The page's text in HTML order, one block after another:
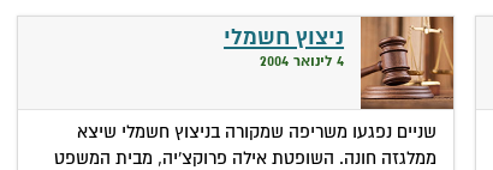
ניצוץ חשמלי
4 לינואר 2004
שניים נפגעו משריפה שמקורה בניצוץ חשמלי שיצא
ממלגזה חונה. השופטת אילה פרוקצ'יה, מבית המשפט